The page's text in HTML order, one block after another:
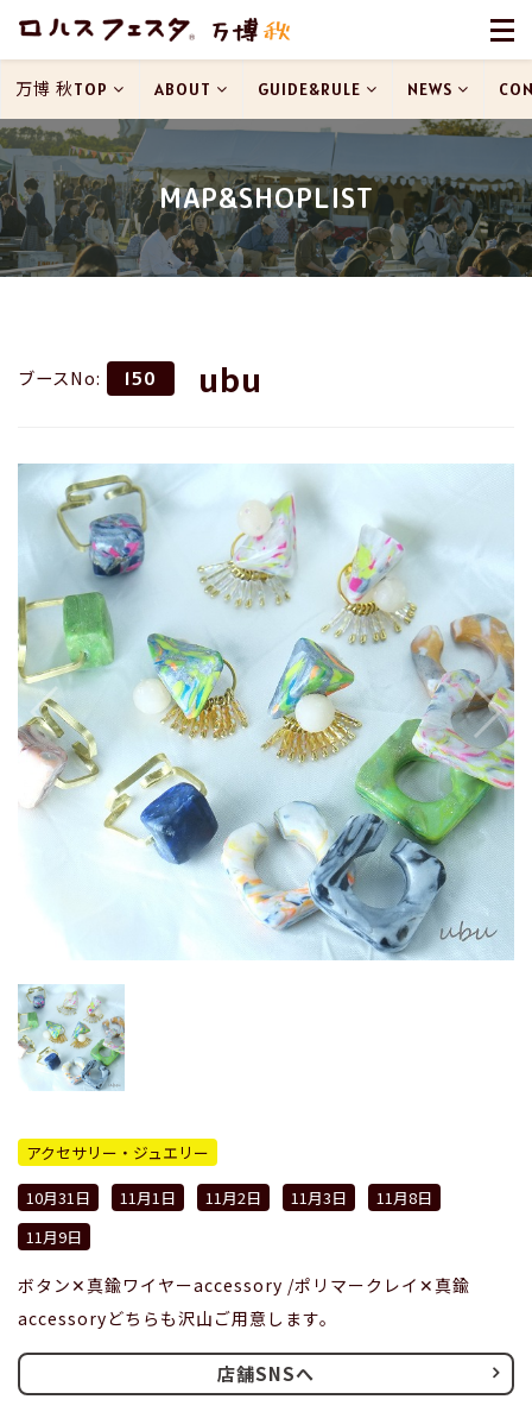
MAP&SHOPLIST
万博 秋TOP ABOUT GUIDE&RULE NEWS
ブースNo: 150 ubu
アクセサリー・ジュエリー
10月31日
11月1日 11月2日 11月3日
11月8日
11月9日
ボタン✕真鍮ワイヤーaccessory /ポリマークレイ✕真鍮
accessoryどちらも沢山ご用意します。
店舗SNSへ